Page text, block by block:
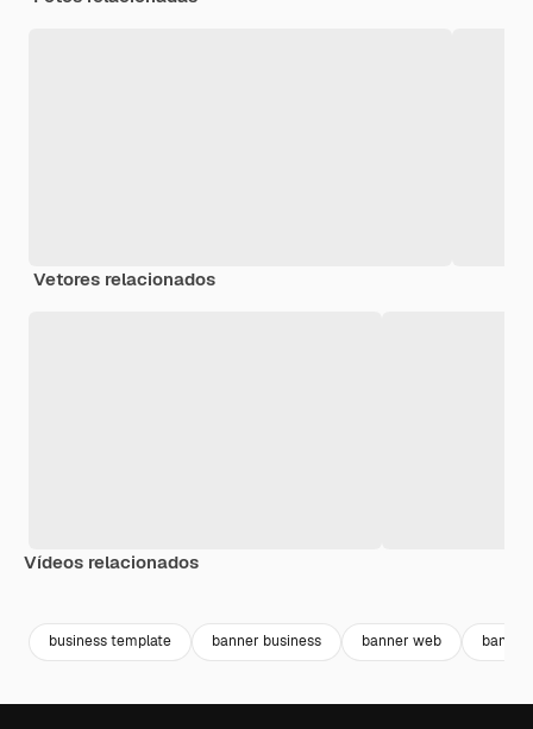
Vetores relacionados
Vídeos relacionados
business template banner business banner web